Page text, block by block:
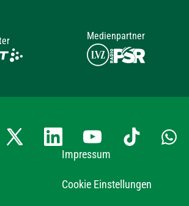
Medienpartner
Impressum
Cookie Einstellungen